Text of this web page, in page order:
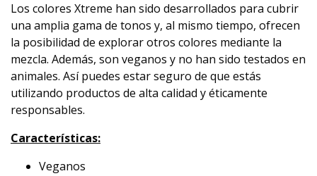
Los colores Xtreme han sido desarrollados para cubrir
una amplia gama de tonos y, al mismo tiempo, ofrecen
la posibilidad de explorar otros colores mediante la
mezcla. Además, son veganos y no han sido testados en
animales. Así puedes estar seguro de que estás
utilizando productos de alta calidad y éticamente
responsables.
Características:
Veganos